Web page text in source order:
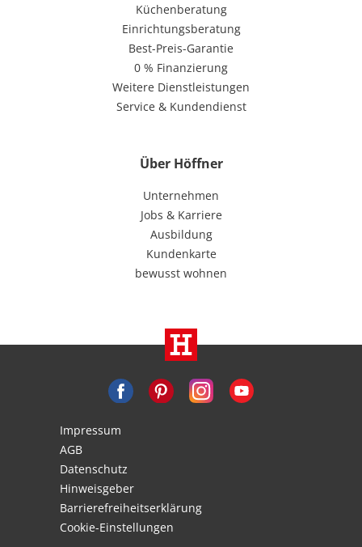
Küchenberatung
Einrichtungsberatung
Best-Preis-Garantie
0 % Finanzierung
Weitere Dienstleistungen
Service & Kundendienst
Über Höffner
Unternehmen
Jobs & Karriere
Ausbildung
Kundenkarte
bewusst wohnen
Impressum
AGB
Datenschutz
Hinweisgeber
Barrierefreiheitserklärung
Cookie-Einstellungen